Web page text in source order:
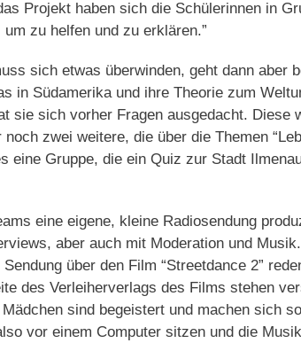
Projekt haben sich die Schülerinnen in
zu helfen und zu erklären.”
sich etwas überwinden, geht dann aber
in Südamerika und ihre Theorie zum
sie sich vorher Fragen ausgedacht. Diese
zwei weitere, die über die Themen
eine Gruppe, die ein Quiz zur Stadt
eine eigene, kleine Radiosendung
aber auch mit Moderation und
über den Film “Streetdance 2”
des Verleiherverlags des Films stehen
sind begeistert und machen sich
vor einem Computer sitzen und die